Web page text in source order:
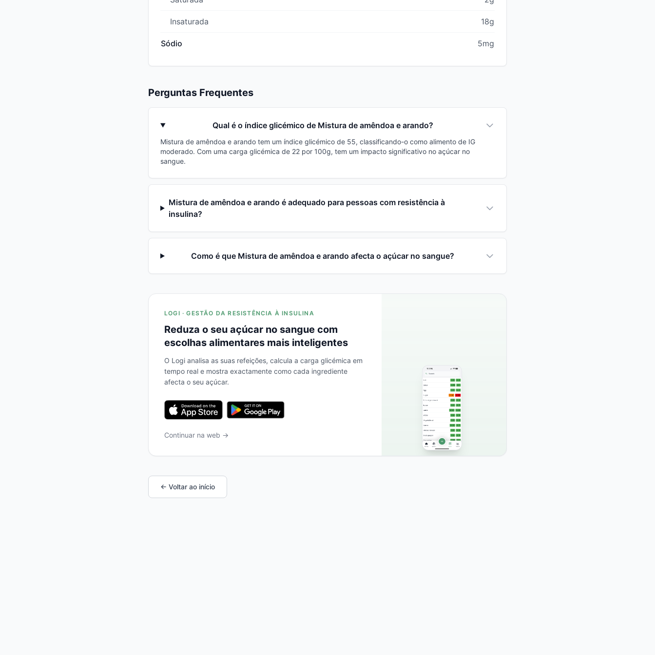
Insaturada 18g
Sódio 5mg
Perguntas Frequentes
Qual é o índice glicémico de Mistura de amêndoa e arando?
Mistura de amêndoa e arando tem um índice glicémico de 55, classificando-o como alimento de IG
moderado. Com uma carga glicémica de 22 por 100g, tem um impacto significativo no açúcar no
sangue.
Mistura de amêndoa e arando é adequado para pessoas com resistência à
insulina?
Como é que Mistura de amêndoa e arando afecta o açúcar no sangue?
LOGI · GESTÃO DA RESISTÊNCIA À INSULINA
Reduza o seu açúcar no sangue com
escolhas alimentares mais inteligentes
O Logi analisa as suas refeições, calcula a carga glicémica em
tempo real e mostra exactamente como cada ingrediente
afecta o seu açúcar.
Continuar na web →
← Voltar ao início